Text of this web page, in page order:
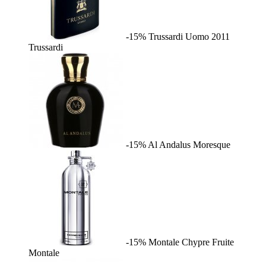
-15% Trussardi Uomo 2011
Trussardi
-15% Al Andalus Moresque
-15% Montale Chypre Fruite
Montale